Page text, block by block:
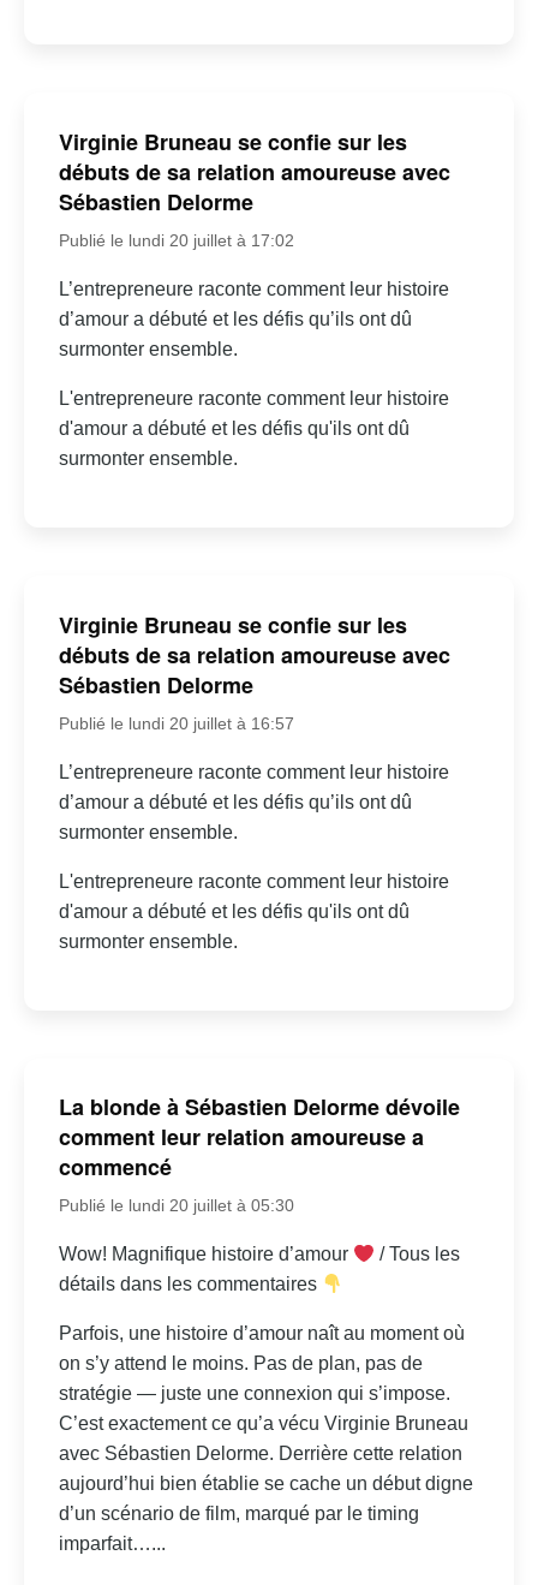
Virginie Bruneau se confie sur les
débuts de sa relation amoureuse avec
Sébastien Delorme
Publié le lundi 20 juillet à 17:02
L’entrepreneure raconte comment leur histoire
d’amour a débuté et les défis qu’ils ont dû
surmonter ensemble.
L'entrepreneure raconte comment leur histoire
d'amour a débuté et les défis qu'ils ont dû
surmonter ensemble.
Virginie Bruneau se confie sur les
débuts de sa relation amoureuse avec
Sébastien Delorme
Publié le lundi 20 juillet à 16:57
L’entrepreneure raconte comment leur histoire
d’amour a débuté et les défis qu’ils ont dû
surmonter ensemble.
L'entrepreneure raconte comment leur histoire
d'amour a débuté et les défis qu'ils ont dû
surmonter ensemble.
La blonde à Sébastien Delorme dévoile
comment leur relation amoureuse a
commencé
Publié le lundi 20 juillet à 05:30
Wow! Magnifique histoire d’amour
/ Tous les
détails dans les commentaires
Parfois, une histoire d’amour naît au moment où
on s’y attend le moins. Pas de plan, pas de
stratégie — juste une connexion qui s’impose.
C’est exactement ce qu’a vécu Virginie Bruneau
avec Sébastien Delorme. Derrière cette relation
aujourd’hui bien établie se cache un début digne
d’un scénario de film, marqué par le timing
imparfait…...